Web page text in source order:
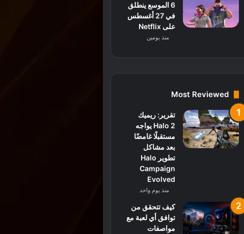
6 الموسع ينطلق
في 27 أغسطس
على Netflix
منذ يومين
Most Reviewed
تقرير: ريميك
Halo 2 يواجه
مستقبلًا غامضًا
بعد مشاكل
تطوير Halo
Campaign
Evolved
منذ يوم واحد
كيف تتحقق من
توافق أي لعبة مع
مواصفات